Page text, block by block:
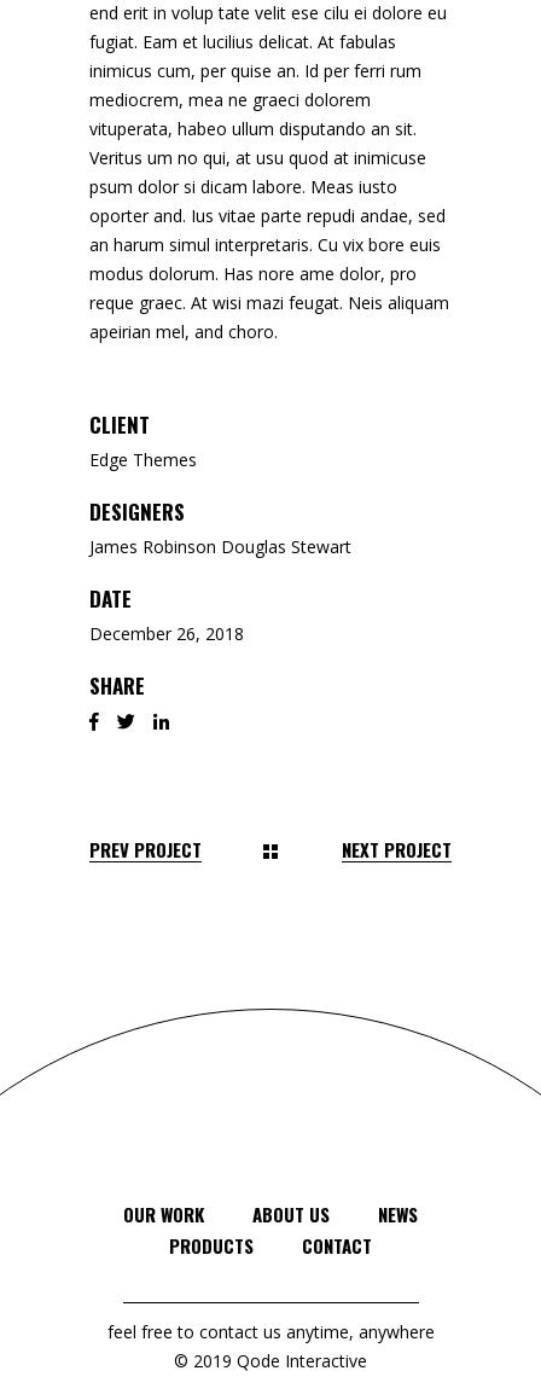
end erit in volup tate velit ese cilu ei dolore eu
fugiat. Eam et lucilius delicat. At fabulas
inimicus cum, per quise an. Id per ferri rum
mediocrem, mea ne graeci dolorem
vituperata, habeo ullum disputando an sit.
Veritus um no qui, at usu quod at inimicuse
psum dolor si dicam labore. Meas iusto
oporter and. Ius vitae parte repudi andae, sed
an harum simul interpretaris. Cu vix bore euis
modus dolorum. Has nore ame dolor, pro
reque graec. At wisi mazi feugat. Neis aliquam
apeirian mel, and choro.
CLIENT
Edge Themes
DESIGNERS
James Robinson Douglas Stewart
DATE
December 26, 2018
SHARE
PREV PROJECT NEXT PROJECT
OUR WORK ABOUT US
NEWS
PRODUCTS
CONTACT
feel free to contact us anytime, anywhere
© 2019 Qode Interactive